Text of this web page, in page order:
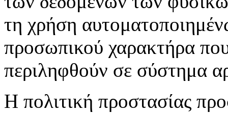
τη χρήση
προσωπικού χαρακτήρα
περιληφθούν σε σύστημα
Η πολιτική προστασίας